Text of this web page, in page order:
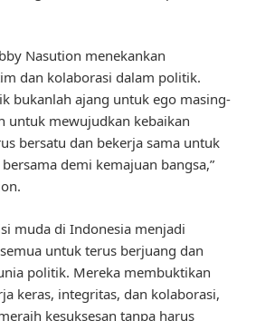
Nasution menekankan
dan kolaborasi dalam politik.
bukanlah ajang untuk ego masing-
untuk mewujudkan kebaikan
bersatu dan bekerja sama untuk
demi kemajuan bangsa,”
muda di Indonesia menjadi
untuk terus berjuang dan
politik. Mereka membuktikan
keras, integritas, dan kolaborasi,
kesuksesan tanpa harus